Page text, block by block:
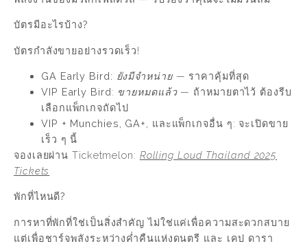
บัตรมีอะไรบ้าง?
บัตรกำลังขายอย่างรวดเร็ว!
GA Early Bird: ยังมีจำหน่าย— ราคาคุ้มที่สุด
VIP Early Bird: ขายหมดแล้ว— ถ้าหมายตาไว้ ต้องรีบ
เลือกแพ็กเกจถัดไป
VIP + Munchies, GA+, และแพ็กเกจอื่น ๆ: จะเปิดขาย
เร็ว ๆ นี้
จองเลยผ่าน Ticketmelon: Rolling Loud Thailand 2025
Tickets
พักที่ไหนดี?
การหาที่พักที่ใช่เป็นสิ่งสำคัญ ไม่ใช่แค่เพื่อความสะดวกสบาย
แต่เพื่อชาร์จพลังระหว่างค่ำคืนแห่งดนตรี และ เคป ดารา